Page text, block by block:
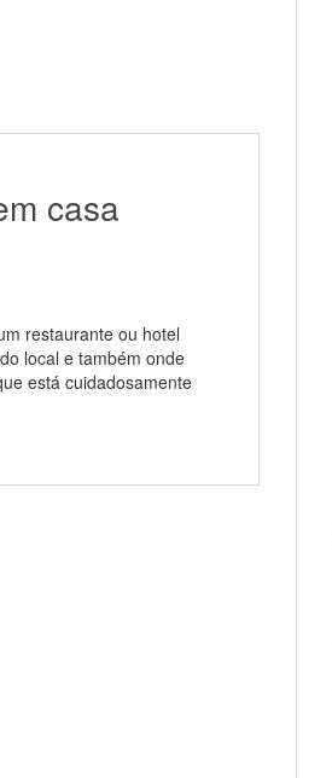
casa
restaurante ou hotel
local e também onde
está cuidadosamente